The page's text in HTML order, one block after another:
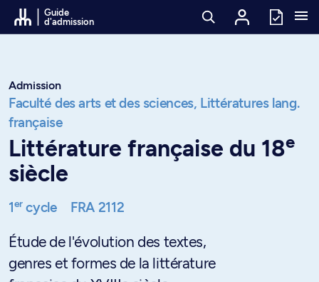
Passer au contenu
Guide
d'admission
Admission
Faculté des arts et des sciences, Littératures lang.
française
Littérature française du 18e
siècle
1ercycle FRA 2112
Étude de l'évolution des textes,
genres et formes de la littérature